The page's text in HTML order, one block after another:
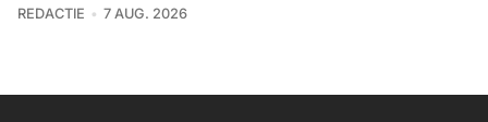
REDACTIE 7 AUG. 2026